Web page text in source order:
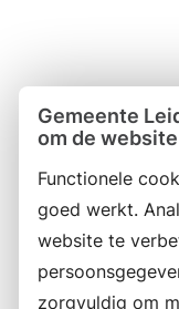
Gemeente
om de
Functionele
goed werkt.
website te
zorgvuldig om